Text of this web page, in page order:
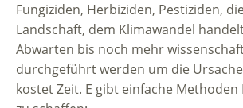
Fungiziden, Herbiziden, Pestiziden,
Landschaft, dem Klimawandel
Abwarten bis noch mehr
durchgeführt werden um die
kostet Zeit. E gibt einfache